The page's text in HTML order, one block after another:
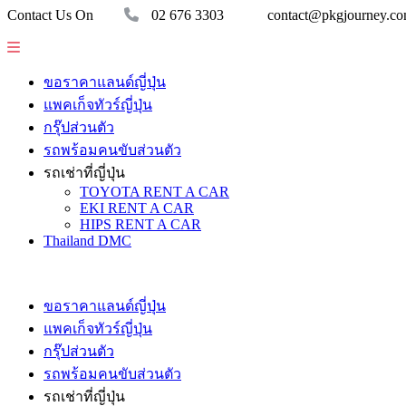
Contact Us On 02 676 3303
ขอราคาแลนด์ญี่ปุ่น
แพคเก็จทัวร์ญี่ปุ่น
กรุ๊ปส่วนตัว
รถพร้อมคนขับส่วนตัว
รถเช่าที่ญี่ปุ่น
TOYOTA RENT A CAR
EKI RENT A CAR
HIPS RENT A CAR
Thailand DMC
ขอราคาแลนด์ญี่ปุ่น
แพคเก็จทัวร์ญี่ปุ่น
กรุ๊ปส่วนตัว
รถพร้อมคนขับส่วนตัว
รถเช่าที่ญี่ปุ่น